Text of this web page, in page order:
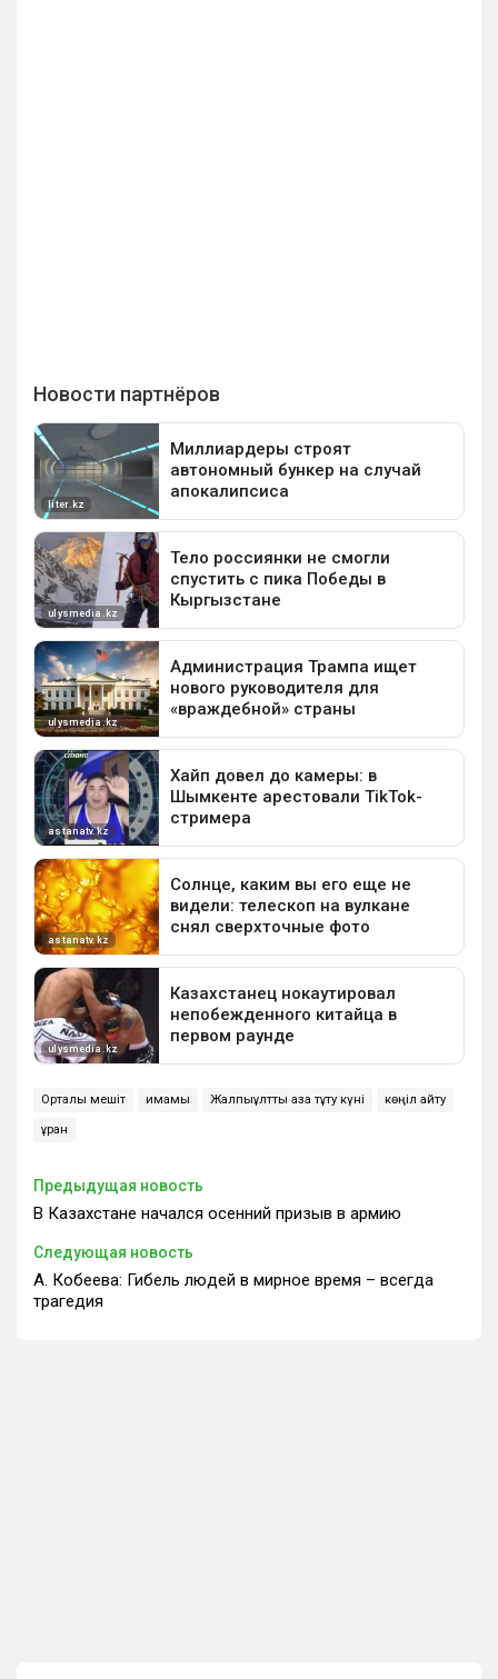
Орталық мешіт имамы Жалпыұлттық аза тұту күні көңіл айту
құран
Предыдущая новость
В Казахстане начался осенний призыв в армию
Следующая новость
А. Кобеева: Гибель людей в мирное время – всегда
трагедия